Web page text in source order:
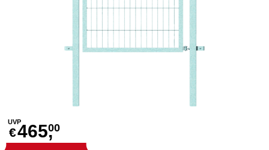
UVP
€465,00